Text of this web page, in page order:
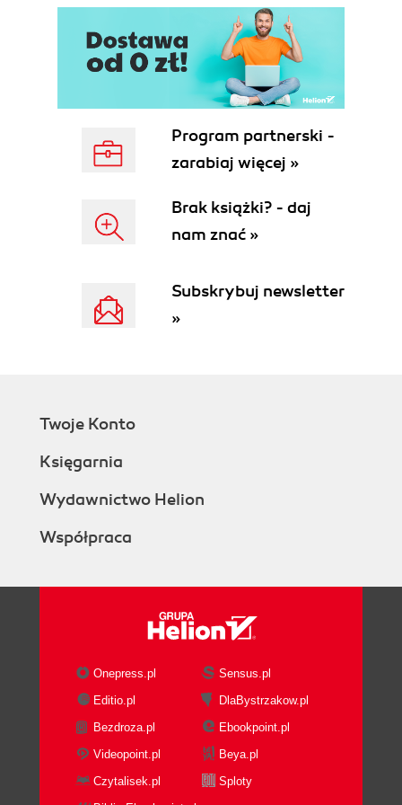
Zgrywanie materiału na twardy dysk (70)
Dopasowanie zgranego materiału do
pojemności zapisywalnej płyty DVD (73)
Zapis zmodyfikowanego materiału na płycie
DVD (75)
Testowanie kopii (78)
Tworzenie własnej płyty DVD wideo (79)
Rozdział 6. Zapis pakietowy (93)
Rozdział 7. Płyta DVD jako pojemny nośnik dla
kopii bezpieczeństwa (99)
Odzyskiwanie danych z archiwum (106)
Automatyzacja wykonywanych zadań (109)
Program partnerski -
zarabiaj więcej »
Brak książki? - daj
nam znać »
Subskrybuj newsletter
»
Twoje Konto
Księgarnia
Wydawnictwo Helion
Współpraca
Onepress.pl
Sensus.pl
Editio.pl
DlaBystrzakow.pl
Bezdroza.pl
Ebookpoint.pl
Videopoint.pl
Beya.pl
Czytalisek.pl
Sploty